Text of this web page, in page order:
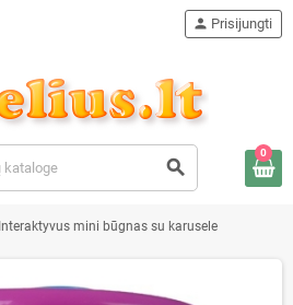
search
person Prisijungti
0
Interaktyvus mini būgnas su karusele